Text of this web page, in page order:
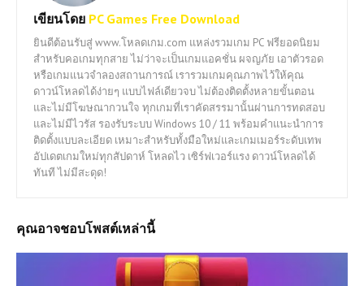
เขียนโดย PC Games Free Download
ยินดีต้อนรับสู่ www.โหลดเกม.com แหล่งรวมเกม PC ฟรียอดนิยม
สำหรับคอเกมทุกสาย ไม่ว่าจะเป็นเกมแอคชั่น ผจญภัย เอาตัวรอด
หรือเกมแนวจำลองสถานการณ์ เรารวมเกมคุณภาพไว้ให้คุณ
ดาวน์โหลดได้ง่ายๆ แบบไฟล์เดียวจบ ไม่ต้องติดตั้งหลายขั้นตอน
และไม่มีโฆษณากวนใจ ทุกเกมที่เราคัดสรรมานั้นผ่านการทดสอบ
และไม่มีไวรัส รองรับระบบ Windows 10 / 11 พร้อมคำแนะนำการ
ติดตั้งแบบละเอียด เหมาะสำหรับทั้งมือใหม่และเกมเมอร์ระดับเทพ
อัปเดตเกมใหม่ทุกสัปดาห์ โหลดไว เซิร์ฟเวอร์แรง ดาวน์โหลดได้
ทันที ไม่มีสะดุด!
คุณอาจชอบโพสต์เหล่านี้